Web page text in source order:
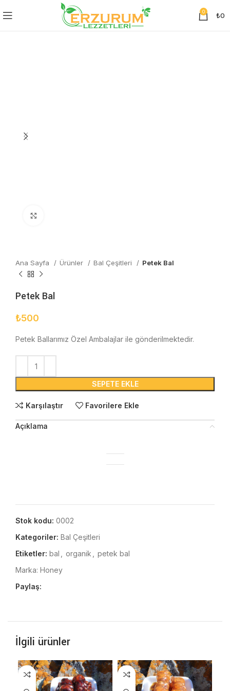
0 ₺0
Ana Sayfa Ürünler Bal Çeşitleri Petek Bal
Petek Bal
₺500
Petek Ballarımız Özel Ambalajlar ile gönderilmektedir.
SEPETE EKLE
Karşılaştır Favorilere Ekle
Açıklama
Stok kodu: 0002
Kategoriler: Bal Çeşitleri
Etiketler: bal organik
petek bal
Marka: Honey
Paylaş:
İlgili ürünler